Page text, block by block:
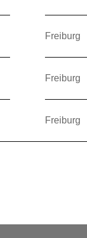
Freiburg
Freiburg
Freiburg